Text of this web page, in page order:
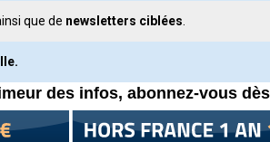
que de newsletters ciblées
des infos, abonnez-vous